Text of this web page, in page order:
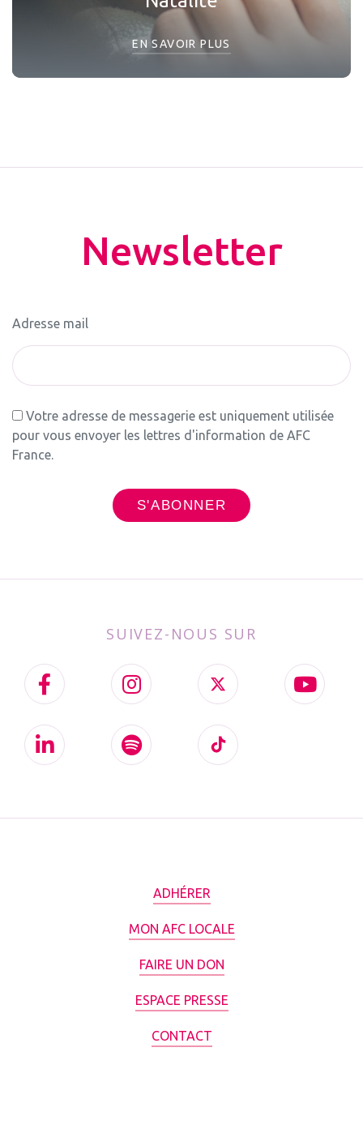
EN SAVOIR PLUS
Newsletter
Adresse mail
Votre adresse de messagerie est uniquement utilisée
pour vous envoyer les lettres d'information de AFC
France.
SUIVEZ-NOUS SUR
ADHÉRER
MON AFC LOCALE
FAIRE UN DON
ESPACE PRESSE
CONTACT